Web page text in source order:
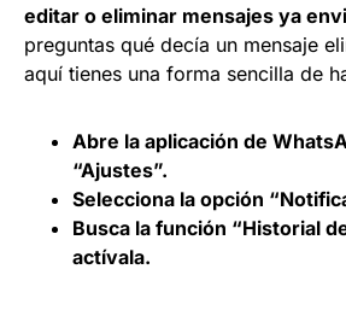
editar o eliminar mensajes ya
preguntas qué decía un mensaje
aquí tienes una forma sencilla de
Abre la aplicación de
“Ajustes”.
Selecciona la opción
Busca la función “Historial
actívala.